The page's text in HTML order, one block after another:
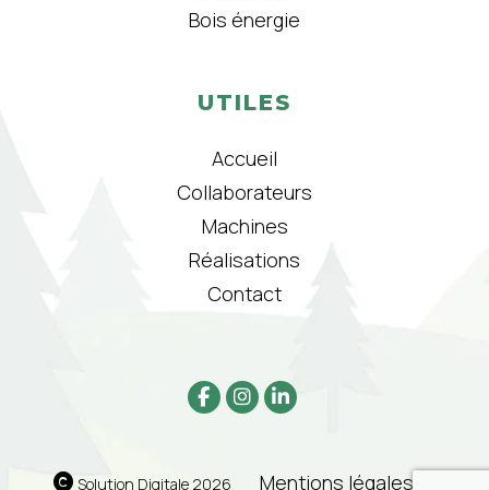
Bois énergie
UTILES
Accueil
Collaborateurs
Machines
Réalisations
Contact
Solution Digitale 2026 Mentions légales